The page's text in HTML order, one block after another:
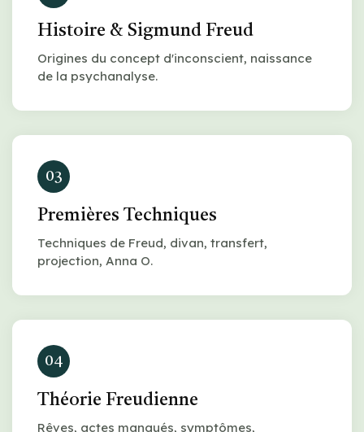
Histoire & Sigmund Freud
Origines du concept d'inconscient, naissance
de la psychanalyse.
03
Premières Techniques
Techniques de Freud, divan, transfert,
projection, Anna O.
04
Théorie Freudienne
Rêves, actes manqués, symptômes,